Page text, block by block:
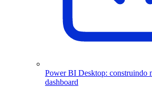
Power BI Desktop: construindo
dashboard